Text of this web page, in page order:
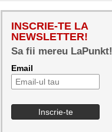
INSCRIE-TE LA
NEWSLETTER!
Sa fii mereu LaPunkt!
Email